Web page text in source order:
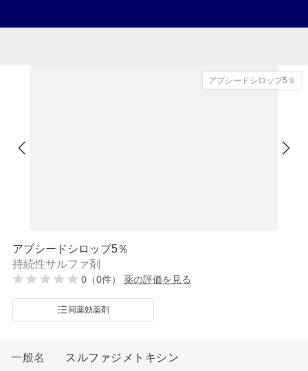
アプシードシロップ5％
アプシードシロップ5％
持続性サルファ剤
0（0件） 薬の評価を見る
同薬効薬剤
一般名
スルファジメトキシン